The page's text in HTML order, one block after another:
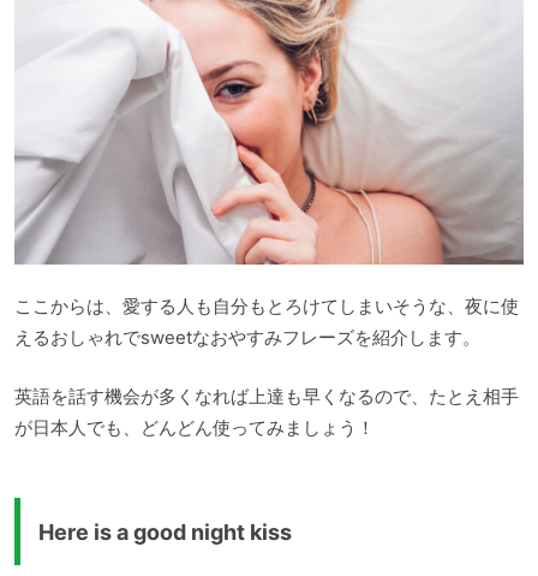
ここからは、愛する人も自分もとろけてしまいそうな、夜に使
えるおしゃれでsweetなおやすみフレーズを紹介します。
英語を話す機会が多くなれば上達も早くなるので、たとえ相手
が日本人でも、どんどん使ってみましょう！
Here is a good night kiss